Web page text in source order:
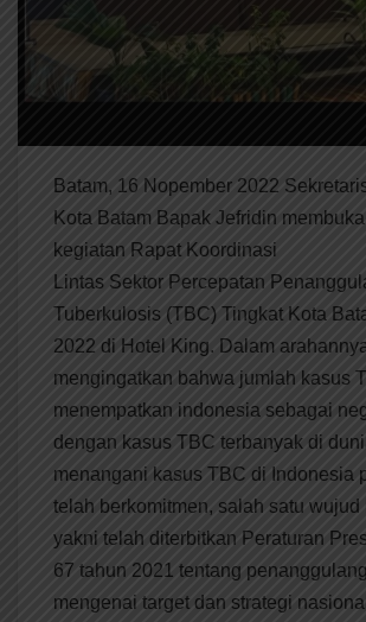
Batam, 16 Nopember 2022
Kota Batam Bapak Jefridin
kegiatan Rapat Koordinasi
Lintas Sektor Percepatan
Tuberkulosis (TBC) Tingkat Kota
2022 di Hotel King. Dalam
mengingatkan bahwa jumlah kasus
menempatkan indonesia sebagai
dengan kasus TBC terbanyak di
menangani kasus TBC di Indonesia
telah berkomitmen, salah satu wujud
yakni telah diterbitkan Peraturan
67 tahun 2021 tentang
mengenai target dan strategi